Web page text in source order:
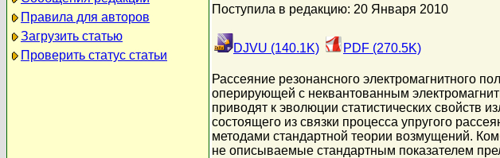
Правила для авторов
Загрузить статью
Проверить статус статьи
Поступила в редакцию: 20 Января 2010
DJVU (140.1K) PDF (270.5K)
Рассеяние резонансного электромагнитного
оперирующей с неквантованным
приводят к эволюции статистических свойств
состоящего из связки процесса упругого
методами стандартной теории возмущений.
не описываемые стандартным показателем